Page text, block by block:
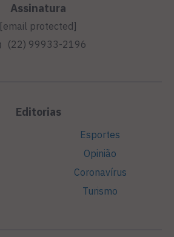
Assinatura
[email protected]
(22) 99933-2196
Editorias
Esportes
Opinião
Coronavírus
Turismo